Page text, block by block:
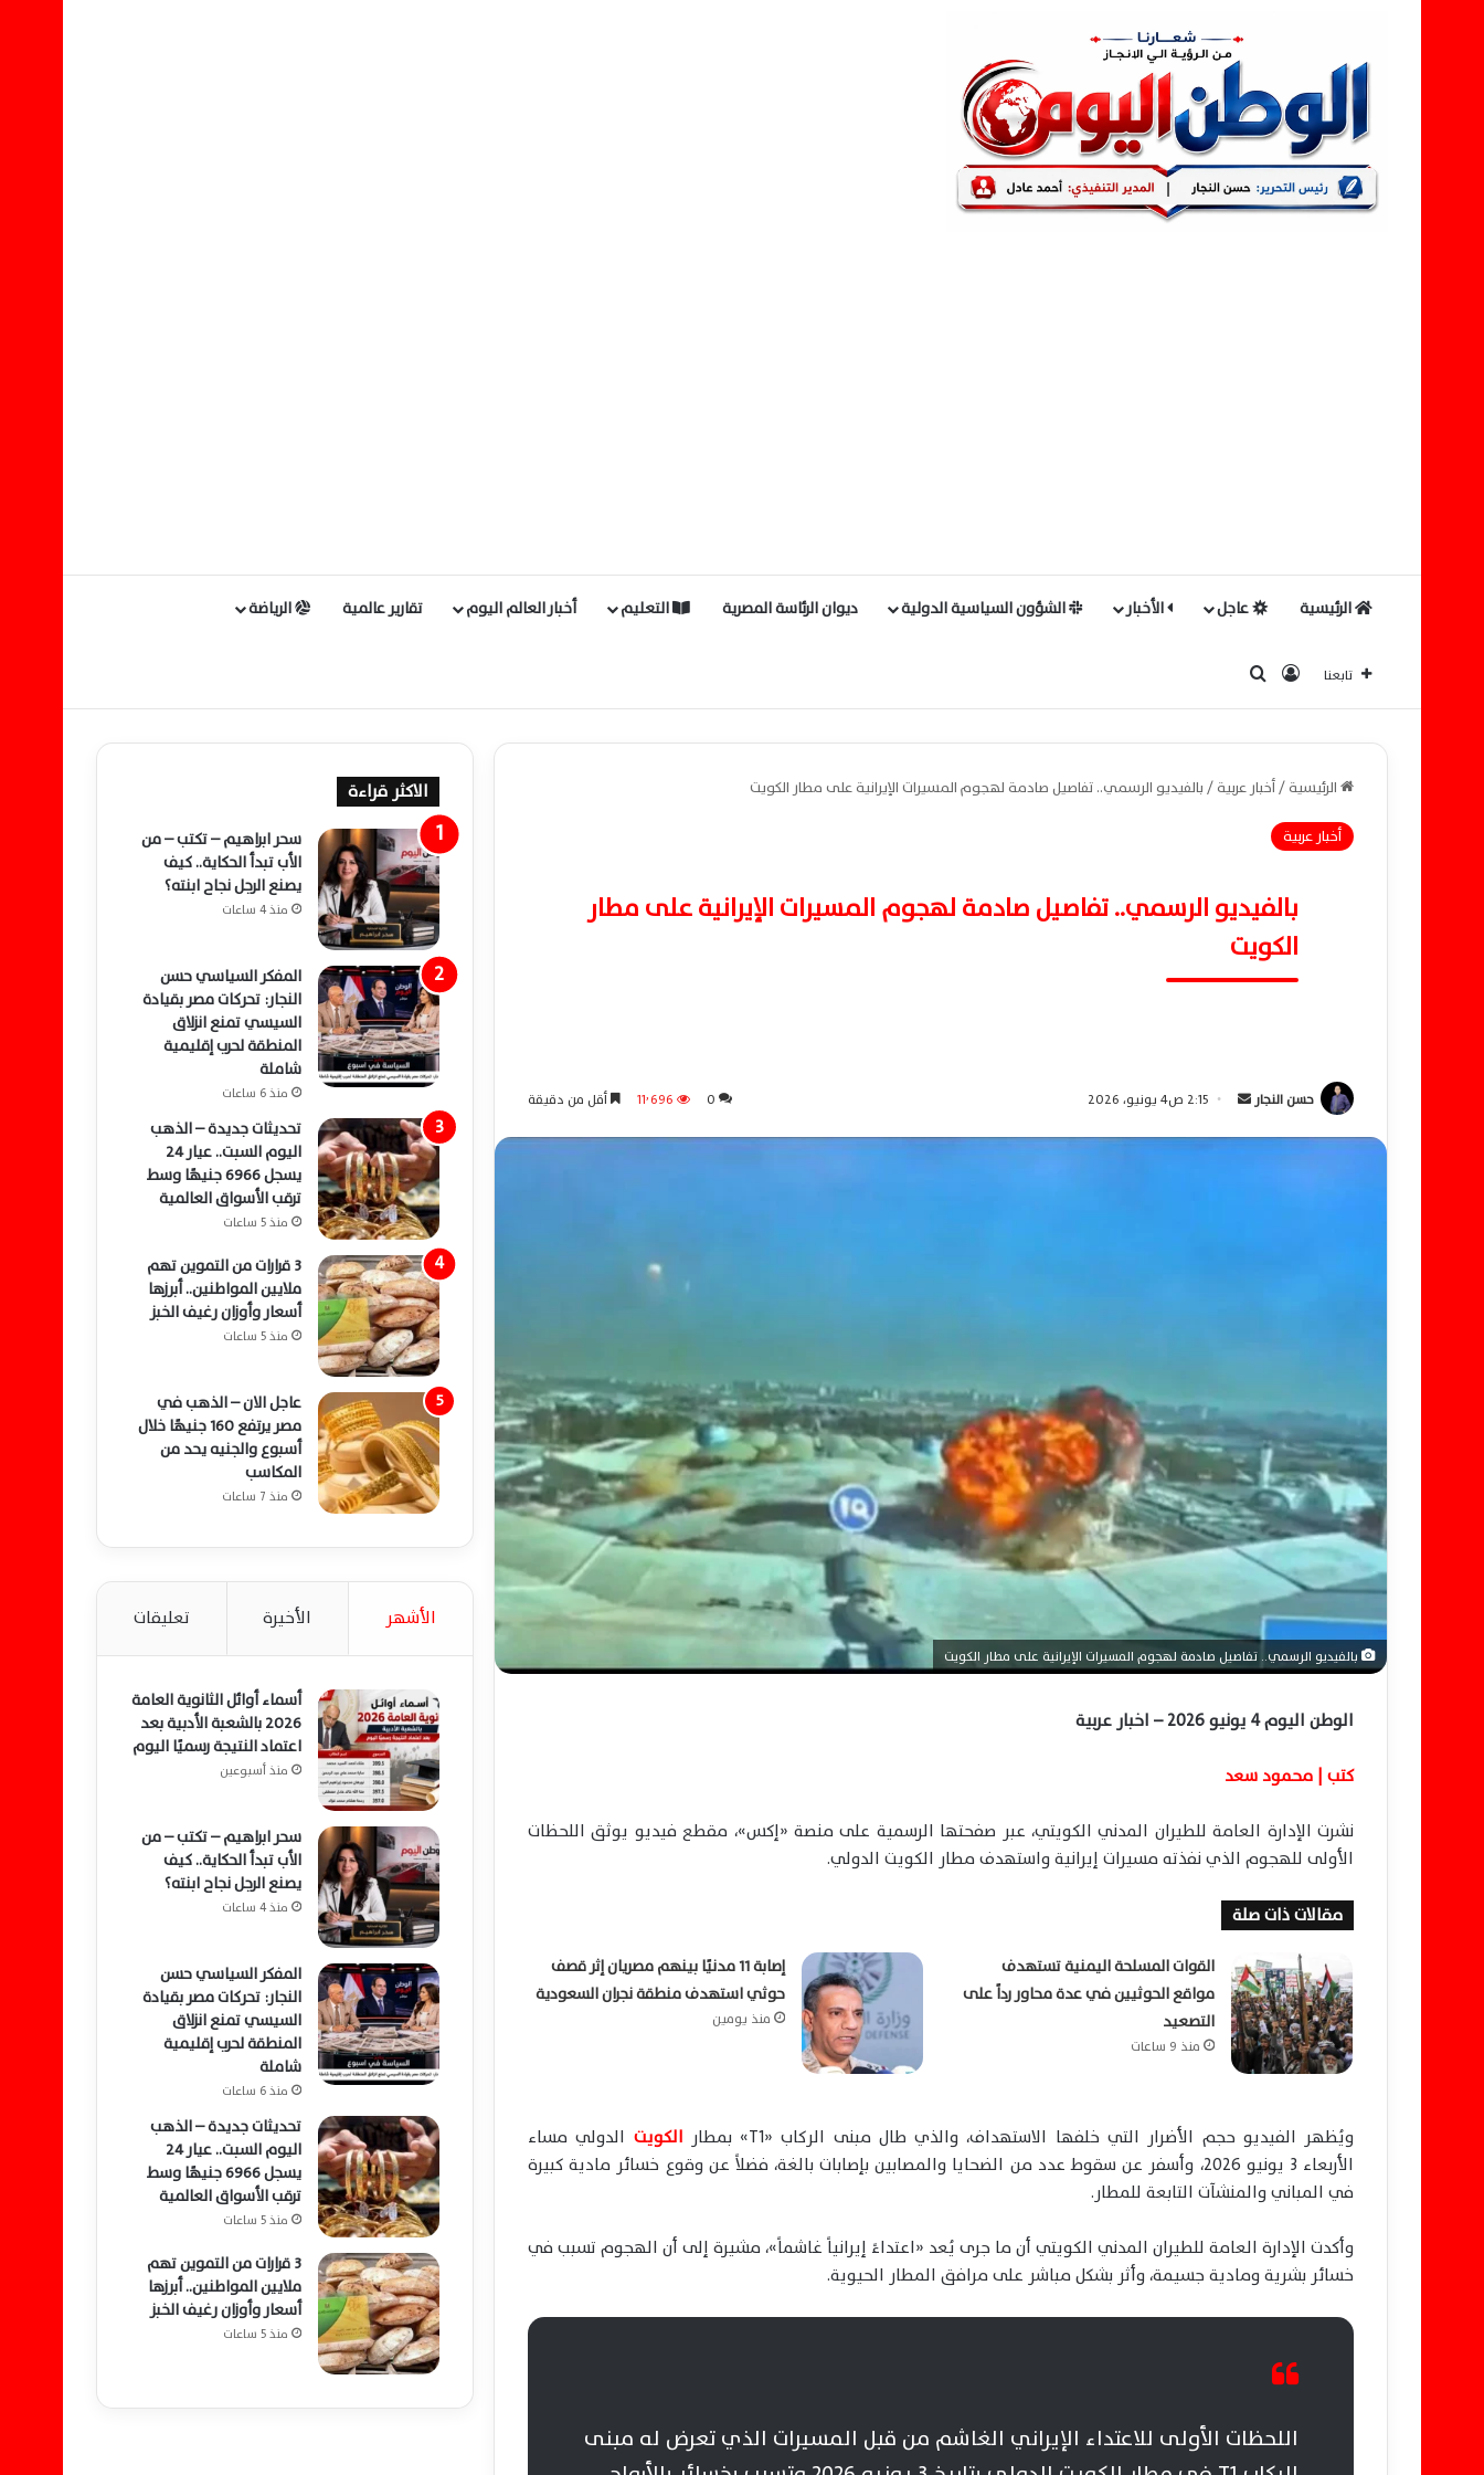
الرئيسية عاجل الأخبار الشؤون السياسية الدولية ديوان الرئاسة المصرية التعليم أخبار العالم اليوم تقارير عالمية الرياضة
تابعنا تسجيل الدخول
الرئيسية/أخبار عربية/بالفيديو الرسمي.. تفاصيل صادمة لهجوم المسيرات الإيرانية على مطار الكويت
أخبار عربية
بالفيديو الرسمي.. تفاصيل صادمة لهجوم المسيرات الإيرانية على مطار
الكويت
حسن النجار
ت
ر
و
ن
ي
ا
2:15 ص4 يونيو، 2026 0 11٬696 أقل من دقيقة
بالفيديو الرسمي.. تفاصيل صادمة لهجوم المسيرات الإيرانية على مطار الكويت
الوطن اليوم 4 يونيو 2026 – اخبار عربية
كتب | محمود سعد
نشرت الإدارة العامة للطيران المدني الكويتي، عبر صفحتها الرسمية على منصة «إكس»، مقطع فيديو يوثق اللحظات
الأولى للهجوم الذي نفذته مسيرات إيرانية واستهدف مطار الكويت الدولي.
مقالات ذات صلة
القوات المسلحة اليمنية تستهدف
مواقع الحوثيين في عدة محاور رداً على
التصعيد
منذ 9 ساعات
إصابة 11 مدنيًا بينهم مصريان إثر قصف
حوثي استهدف منطقة نجران السعودية
منذ يومين
ويُظهر الفيديو حجم الأضرار التي خلفها الاستهداف، والذي طال مبنى الركاب «T1» بمطار الكويت الدولي مساء
الأربعاء 3 يونيو 2026، وأسفر عن سقوط عدد من الضحايا والمصابين بإصابات بالغة، فضلاً عن وقوع خسائر مادية كبيرة
في المباني والمنشآت التابعة للمطار.
وأكدت الإدارة العامة للطيران المدني الكويتي أن ما جرى يُعد «اعتداءً إيرانياً غاشماً»، مشيرة إلى أن الهجوم تسبب في
خسائر بشرية ومادية جسيمة، وأثر بشكل مباشر على مرافق المطار الحيوية.
اللحظات الأولى للاعتداء الإيراني الغاشم من قبل المسيرات الذي تعرض له مبنى
الاكثر قراءة
سحر ابراهيم – تكتب – من
الأب تبدأ الحكاية.. كيف
يصنع الرجل نجاح ابنته؟
منذ 4 ساعات
المفكر السياسي حسن
النجار: تحركات مصر بقيادة
السيسي تمنع انزلاق
المنطقة لحرب إقليمية
شاملة
منذ 6 ساعات
تحديثات جديدة – الذهب
اليوم السبت.. عيار 24
يسجل 6966 جنيهًا وسط
ترقب الأسواق العالمية
منذ 5 ساعات
3 قرارات من التموين تهم
ملايين المواطنين.. أبرزها
أسعار وأوزان رغيف الخبز
منذ 5 ساعات
عاجل الان – الذهب في
مصر يرتفع 160 جنيهًا خلال
أسبوع والجنيه يحد من
المكاسب
منذ 7 ساعات
الأشهر الأخيرة تعليقات
أسماء أوائل الثانوية العامة
2026 بالشعبة الأدبية بعد
اعتماد النتيجة رسميًا اليوم
منذ أسبوعين
سحر ابراهيم – تكتب – من
الأب تبدأ الحكاية.. كيف
يصنع الرجل نجاح ابنته؟
منذ 4 ساعات
المفكر السياسي حسن
النجار: تحركات مصر بقيادة
السيسي تمنع انزلاق
المنطقة لحرب إقليمية
شاملة
منذ 6 ساعات
تحديثات جديدة – الذهب
اليوم السبت.. عيار 24
يسجل 6966 جنيهًا وسط
ترقب الأسواق العالمية
منذ 5 ساعات
3 قرارات من التموين تهم
ملايين المواطنين.. أبرزها
أسعار وأوزان رغيف الخبز
منذ 5 ساعات